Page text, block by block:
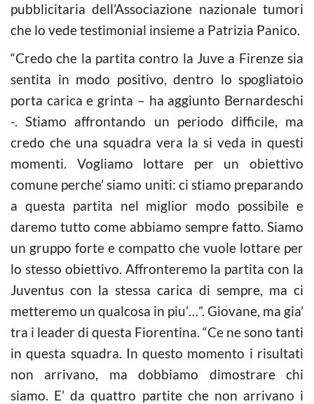
pubblicitaria dell’Associazione nazionale tumori
che lo vede testimonial insieme a Patrizia Panico.
“Credo che la partita contro la Juve a Firenze sia
sentita in modo positivo, dentro lo spogliatoio
porta carica e grinta – ha aggiunto Bernardeschi
-. Stiamo affrontando un periodo difficile, ma
credo che una squadra vera la si veda in questi
momenti. Vogliamo lottare per un obiettivo
comune perche’ siamo uniti: ci stiamo preparando
a questa partita nel miglior modo possibile e
daremo tutto come abbiamo sempre fatto. Siamo
un gruppo forte e compatto che vuole lottare per
lo stesso obiettivo. Affronteremo la partita con la
Juventus con la stessa carica di sempre, ma ci
metteremo un qualcosa in piu’…”. Giovane, ma gia’
tra i leader di questa Fiorentina. “Ce ne sono tanti
in questa squadra. In questo momento i risultati
non arrivano, ma dobbiamo dimostrare chi
siamo. E’ da quattro partite che non arrivano i